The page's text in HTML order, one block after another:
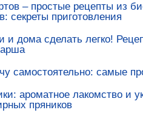
– простые рецепты из
секреты приготовления
и дома сделать легко!
самостоятельно: самые
ароматное лакомство и
пряников